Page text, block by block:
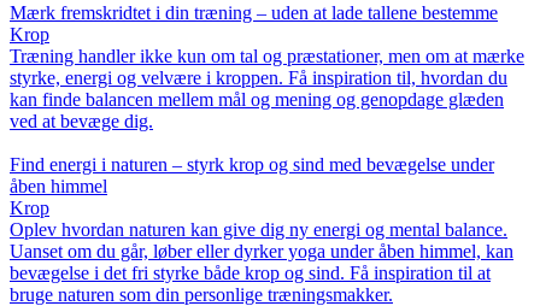
Mærk fremskridtet i din træning – uden at lade tallene bestemme
Krop
Træning handler ikke kun om tal og præstationer, men om at mærke
styrke, energi og velvære i kroppen. Få inspiration til, hvordan du
kan finde balancen mellem mål og mening og genopdage glæden
ved at bevæge dig.
Find energi i naturen – styrk krop og sind med bevægelse under
åben himmel
Krop
Oplev hvordan naturen kan give dig ny energi og mental balance.
Uanset om du går, løber eller dyrker yoga under åben himmel, kan
bevægelse i det fri styrke både krop og sind. Få inspiration til at
bruge naturen som din personlige træningsmakker.